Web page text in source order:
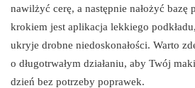
nawilżyć cerę, a następnie nałożyć
krokiem jest aplikacja lekkiego
ukryje drobne niedoskonałości. Warto
o długotrwałym działaniu, aby Twój
dzień bez potrzeby poprawek.